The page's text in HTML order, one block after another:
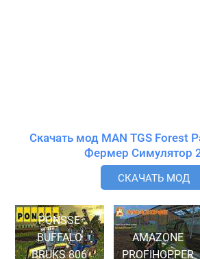
Скачать мод MAN TGS Forest
СКАЧАТЬ МОД
PONSSE
BUFFALO
BRUKS 806
AMAZONE
PROFIHOPPER